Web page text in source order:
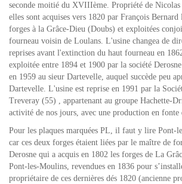
seconde moitié du XVIIIème. Propriété de Nicolas
elles sont acquises vers 1820 par François Bernard
forges à la Grâce-Dieu (Doubs) et exploitées
fourneau voisin de Loulans. L'usine changea de
reprises avant l'extinction du haut fourneau en
exploitée entre 1894 et 1900 par la société
en 1959 au sieur Dartevelle, auquel succède peu
Dartevelle. L'usine est reprise en 1991 par la
Treveray (55) , appartenant au groupe Hachette-
activité de nos jours, avec une production en fonte
Pour les plaques marquées PL, il faut y lire Pont-
car ces deux forges étaient liées par le maître de
Derosne qui a acquis en 1802 les forges de La
Pont-les-Moulins, revendues en 1836 pour
propriétaire de ces dernières dés 1820 (ancienne